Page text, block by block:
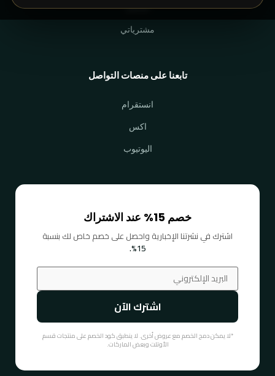
تسجيل
مشترياتي
تابعنا على منصات التواصل
انستقرام
اكس
اليوتيوب
خصم 15% عند الاشتراك
اشترك في نشرتنا الإخبارية واحصل على خصم خاص لك بنسبة
15%.
اشترك الآن
*لا يمكن دمج الخصم مع عروض أخرى. لا ينطبق كود الخصم على منتجات قسم
الأوتلت وبعض الماركات.